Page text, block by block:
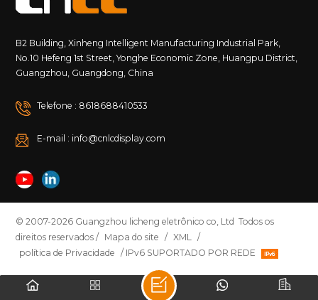
B2 Building, Xinheng Intelligent Manufacturing Industrial Park,
No.10 Hefeng 1st Street, Yonghe Economic Zone, Huangpu District,
Guangzhou, Guangdong, China
Telefone : 8618688410533
E-mail : info@cnlcdisplay.com
© 2007-2026 Guangzhou licheng eletrônico co, Ltd Todos os
direitos reservados / Mapa do site / XML
/
política de Privacidade / IPv6 SUPORTADO POR REDE